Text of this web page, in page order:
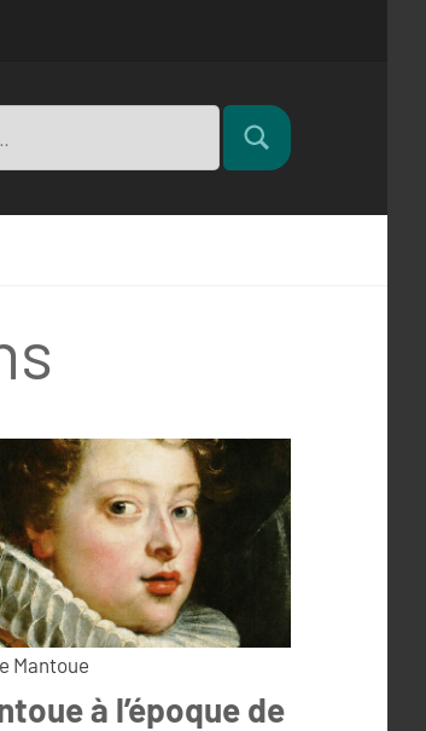
Rechercher
Mantoue
à l’époque de